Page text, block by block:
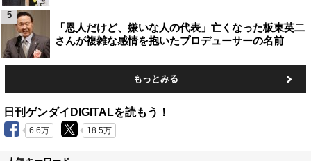
「恩人だけど、嫌いな人の代表」亡くなった板東英二
さんが複雑な感情を抱いたプロデューサーの名前
5
もっとみる
日刊ゲンダイDIGITALを読もう！
6.6万 18.5万